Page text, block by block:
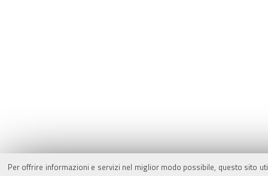
Per offrire informazioni e servizi nel miglior modo possibile, questo sito